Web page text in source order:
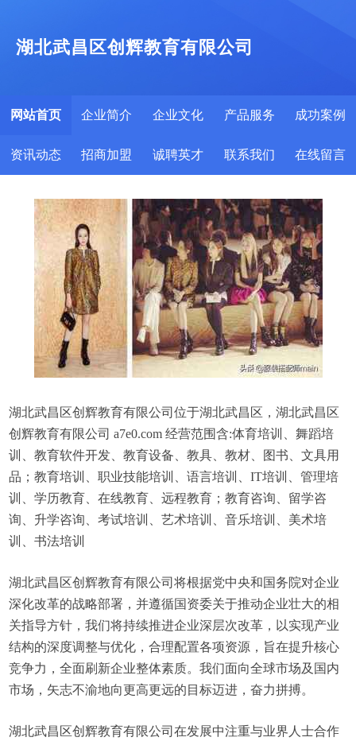
湖北武昌区创辉教育有限公司
网站首页 企业简介 企业文化 产品服务 成功案例
资讯动态 招商加盟 诚聘英才 联系我们 在线留言
湖北武昌区创辉教育有限公司位于湖北武昌区，湖北武昌区
创辉教育有限公司 a7e0.com 经营范围含:体育培训、舞蹈培
训、教育软件开发、教育设备、教具、教材、图书、文具用
品；教育培训、职业技能培训、语言培训、IT培训、管理培
训、学历教育、在线教育、远程教育；教育咨询、留学咨
询、升学咨询、考试培训、艺术培训、音乐培训、美术培
训、书法培训
湖北武昌区创辉教育有限公司将根据党中央和国务院对企业
深化改革的战略部署，并遵循国资委关于推动企业壮大的相
关指导方针，我们将持续推进企业深层次改革，以实现产业
结构的深度调整与优化，合理配置各项资源，旨在提升核心
竞争力，全面刷新企业整体素质。我们面向全球市场及国内
市场，矢志不渝地向更高更远的目标迈进，奋力拼搏。
湖北武昌区创辉教育有限公司在发展中注重与业界人士合作